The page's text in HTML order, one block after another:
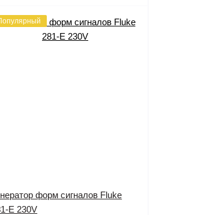
форм сигналов Fluke
E 230V